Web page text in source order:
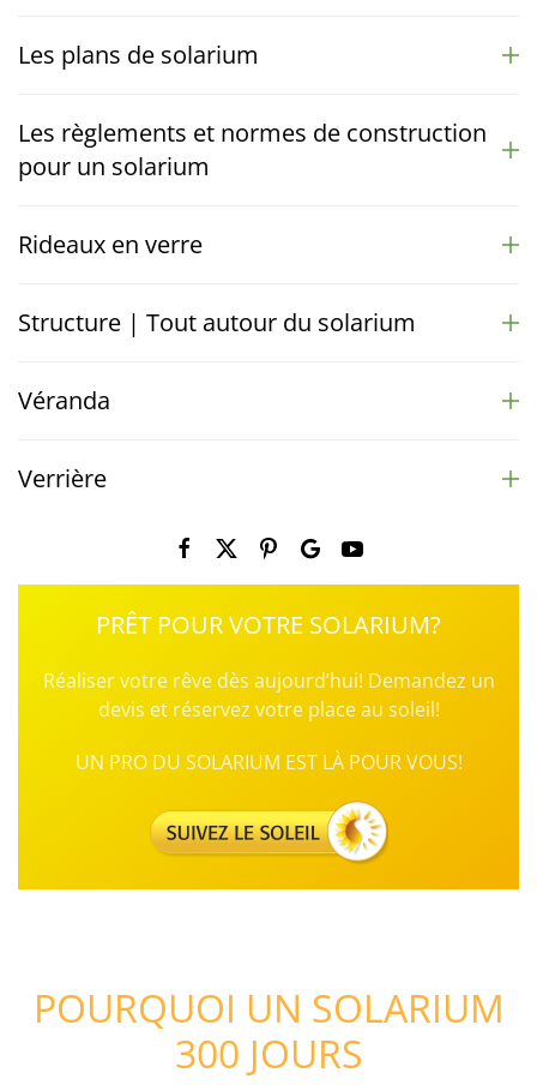
Les plans de solarium
Les règlements et normes de construction
pour un solarium
Rideaux en verre
Structure | Tout autour du solarium
Véranda
Verrière
PRÊT POUR VOTRE SOLARIUM?
Réaliser votre rêve dès aujourd’hui! Demandez un
devis et réservez votre place au soleil!
UN PRO DU SOLARIUM EST LÀ POUR VOUS!
POURQUOI UN SOLARIUM
300 JOURS